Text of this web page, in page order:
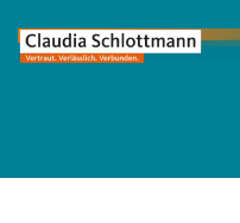
zum
Inhalt